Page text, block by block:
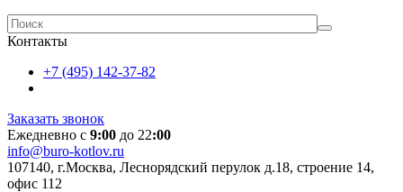
Контакты
+7 (495) 142-37-82
Заказать звонок
Ежедневно с 9:00 до 22:00
info@buro-kotlov.ru
107140, г.Москва, Леснорядский перулок д.18, строение 14,
офис 112